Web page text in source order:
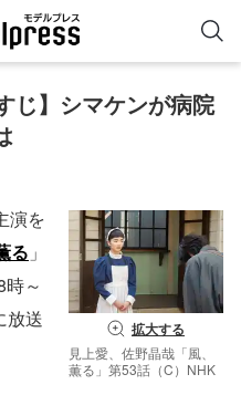
じ】シマケンが病院
拡大する
見上愛、佐野晶哉「風、
薫る」第53話（C）NHK
演を
る 」
時～
放送